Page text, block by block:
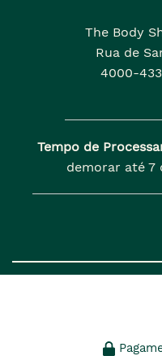
The Body
Rua de
4000-
Tempo de
demorar até 7